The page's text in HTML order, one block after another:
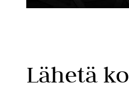
Lähetä